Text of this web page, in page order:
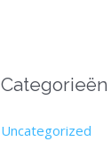
Categorieën
Uncategorized